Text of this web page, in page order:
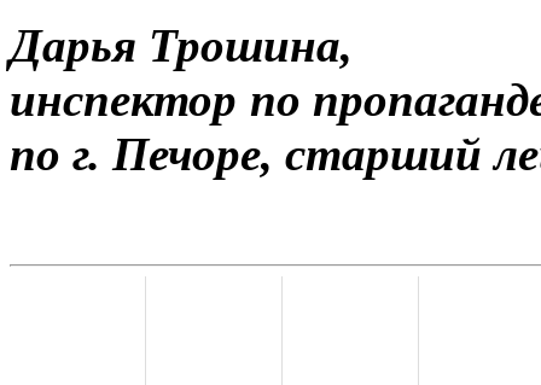
Дарья Трошина,
инспектор по
по г. Печоре, старший